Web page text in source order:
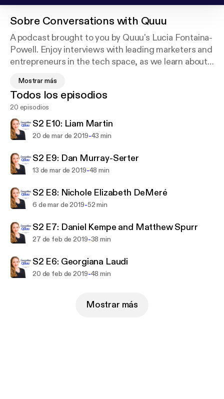
Sobre Conversations with Quuu
A podcast brought to you by Quuu's Lucia Fontaina-
Powell. Enjoy interviews with leading marketers and
entrepreneurs in the tech space, as we learn about
for your own professional journey, as well as
genuinely effective, actionable advice to implement
in your business!
Mostrar más
Todos los episodios
20 episodios
S2 E10: Liam Martin
20 de mar de 2019-43 min
S2 E9: Dan Murray-Serter
13 de mar de 2019-48 min
S2 E8: Nichole Elizabeth DeMeré
6 de mar de 2019-52 min
S2 E7: Daniel Kempe and Matthew Spurr
27 de feb de 2019-38 min
S2 E6: Georgiana Laudi
20 de feb de 2019-48 min
Mostrar más